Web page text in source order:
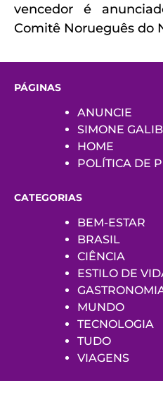
vencedor é
Comitê Norueguês do
PÁGINAS
ANUNCIE
SIMONE GALIB
HOME
POLÍTICA DE
CATEGORIAS
BEM-ESTAR
BRASIL
CIÊNCIA
ESTILO DE
MUNDO
TECNOLOGIA
TUDO
VIAGENS